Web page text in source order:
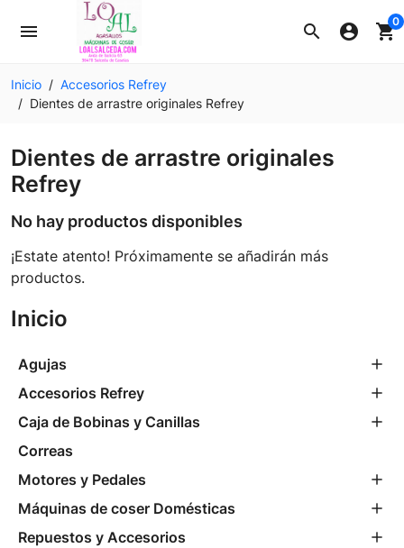
search
menu account_circle shopping_cart0
Inicio
Accesorios Refrey
Dientes de arrastre originales Refrey
Inicio
Agujas
Accesorios Refrey
Caja de Bobinas y Canillas
Correas
Motores y Pedales
Máquinas de coser Domésticas
Repuestos y Accesorios
Dientes de arrastre originales
Refrey
No hay productos disponibles
¡Estate atento! Próximamente se añadirán más
productos.